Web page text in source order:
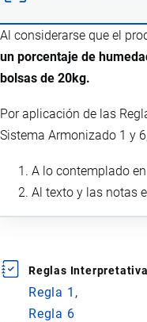
Al considerarse que el
un porcentaje de
bolsas de 20kg.
Por aplicación de las
Sistema Armonizado 1 y
A lo contemplado
Al texto y las notas
Reglas
Regla 1
Regla 6